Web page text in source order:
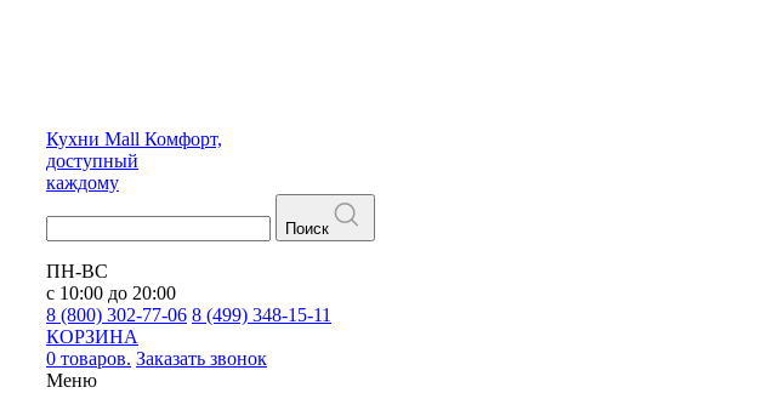
Кухни Mall Комфорт,
доступный
каждому
Поиск
ПН-ВС
с 10:00 до 20:00
8 (800) 302-77-06 8 (499) 348-15-11
КОРЗИНА
0 товаров. Заказать звонок
Меню